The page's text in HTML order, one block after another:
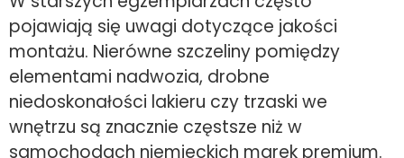
pojawiają się uwagi dotyczące jakości
montażu. Nierówne szczeliny pomiędzy
elementami nadwozia, drobne
niedoskonałości lakieru czy trzaski we
wnętrzu są znacznie częstsze niż w
samochodach niemieckich marek premium.